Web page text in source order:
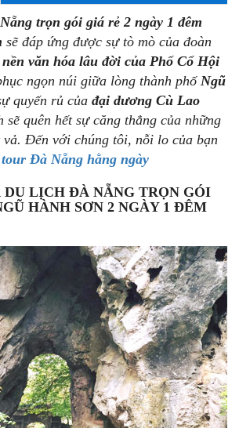
trọn gói giá rẻ 2 ngày 1 đêm
sẽ đáp ứng được sự tò mò của đoàn
nền văn hóa lâu đời của Phố Cổ Hội
ngọn núi giữa lòng thành phốNgũ
quyến rủ của đại dương Cù Lao
sẽ quên hết sự căng thẳng của những
vả. Đến với chúng tôi, nỗi lo của bạn
tour Đà Nẵng hằng ngày
DU LỊCH ĐÀ NẴNG TRỌN GÓI
HÀNH SƠN 2 NGÀY 1 ĐÊM